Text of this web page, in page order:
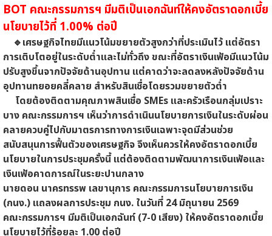
BOT คณะกรรมการฯ มีมติเป็นเอกฉันท์ให้คงอัตราดอกเบี้ย
นโยบายไว้ที่ 1.00% ต่อปี
🔹เศรษฐกิจไทยมีแนวโน้มขยายตัวสูงกว่าที่ประเมินไว้ แต่อัตรา
การเติบโตอยู่ในระดับต่ำและไม่ทั่วถึง ขณะที่อัตราเงินเฟ้อมีแนวโน้ม
ปรับสูงขึ้นจากปัจจัยด้านอุปทาน แต่คาดว่าจะลดลงหลังปัจจัยด้าน
อุปทานทยอยคลี่คลาย สำหรับสินเชื่อโดยรวมขยายตัวต่ำ
โดยต้องติดตามคุณภาพสินเชื่อ SMEs และครัวเรือนกลุ่มเปราะ
บาง คณะกรรมการฯ เห็นว่าการดำเนินนโยบายการเงินในระดับผ่อน
คลายควบคู่ไปกับมาตรการทางการเงินเฉพาะจุดมีส่วนช่วย
สนับสนุนการฟื้นตัวของเศรษฐกิจ จึงเห็นควรให้คงอัตราดอกเบี้ย
นโยบายในการประชุมครั้งนี้ แต่ต้องติดตามพัฒนาการเงินเฟ้อและ
เงินเฟ้อคาดการณ์ในระยะปานกลาง
นายดอน นาครทรรพ เลขานุการ คณะกรรมการนโยบายการเงิน
(กนง.) แถลงผลการประชุม กนง. ในวันที่ 24 มิถุนายน 2569
คณะกรรมการฯ มีมติเป็นเอกฉันท์ (7-0 เสียง) ให้คงอัตราดอกเบี้ย
นโยบายไว้ที่ร้อยละ 1.00 ต่อปี